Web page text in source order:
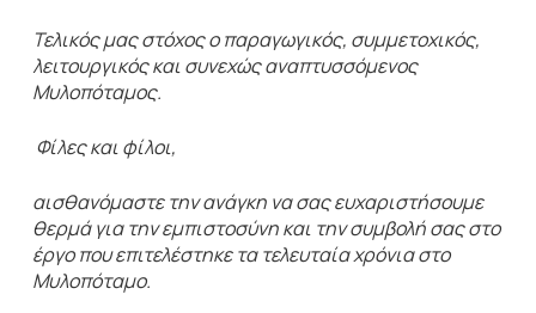
Τελικός μας στόχος ο παραγωγικός, συμμετοχικός,
λειτουργικός και συνεχώς αναπτυσσόμενος
Μυλοπόταμος.
Φίλες και φίλοι,
αισθανόμαστε την ανάγκη να σας ευχαριστήσουμε
θερμά για την εμπιστοσύνη και την συμβολή σας στο
έργο που επιτελέστηκε τα τελευταία χρόνια στο
Μυλοπόταμο.